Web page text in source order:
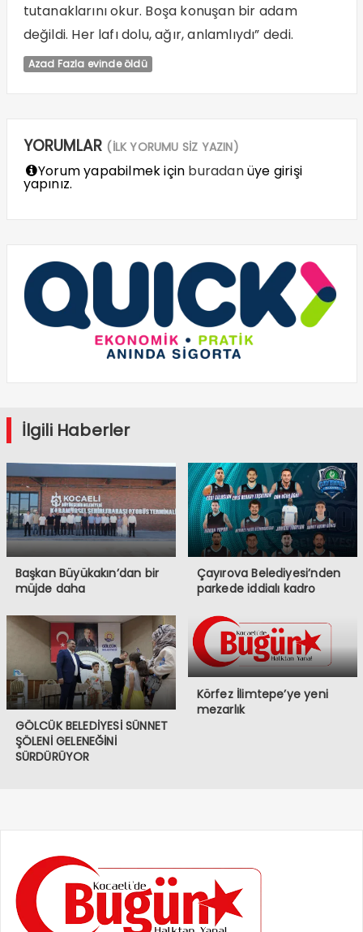
tutanaklarını okur. Boşa konuşan bir adam
değildi. Her lafı dolu, ağır, anlamlıydı” dedi.
Azad Fazla evinde öldü
YORUMLAR (İLK YORUMU SİZ YAZIN)
Yorum yapabilmek için buradanüye girişi
yapınız.
İlgili Haberler
Başkan Büyükakın’dan bir
müjde daha
Çayırova Belediyesi’nden
parkede iddialı kadro
GÖLCÜK BELEDİYESİ SÜNNET
ŞÖLENİ GELENEĞİNİ
SÜRDÜRÜYOR
Körfez İlimtepe’ye yeni
mezarlık